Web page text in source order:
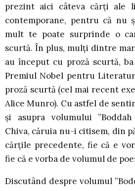
prezint aici câteva cărți ale
contemporane, pentru că nu
mult te poate surprinde o
scurtă. În plus, mulți dintre
au început cu proză scurtă,
Premiul Nobel pentru
proză scurtă (cel mai recent
Alice Munro). Cu astfel de
și asupra volumului
Chiva, căruia nu-i citisem, din
cărțile precedente, fie că e
fie că e vorba de volumul de
Discutând despre volumul